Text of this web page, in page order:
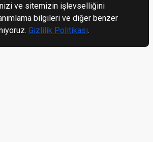
ve sitemizin işlevselliğini
bilgileri ve diğer benzer
Gizlilik Politikası.